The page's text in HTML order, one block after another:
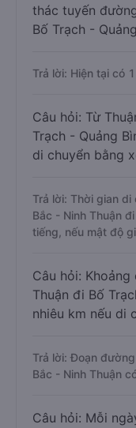
thác tuyến
Bố Trạch -
Trả lời: Hiện tại có
Câu hỏi: Từ
Trạch - Quảng
di chuyển bằng
Trả lời: Thời gian
Bắc - Ninh Thuận
tiếng, nếu mật độ
Câu hỏi:
Thuận đi Bố
nhiêu km nếu di
Trả lời: Đoạn
Bắc - Ninh Thuận
Câu hỏi: Mỗi